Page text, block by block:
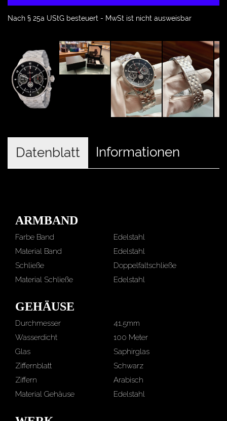
Nach § 25a UStG besteuert - MwSt ist nicht ausweisbar
Datenblatt Informationen
ARMBAND
Farbe Band
Edelstahl
Material Band
Edelstahl
Schließe
Doppelfaltschließe
Material Schließe
Edelstahl
GEHÄUSE
Durchmesser
41,5mm
Wasserdicht
100 Meter
Glas
Saphirglas
Ziffernblatt
Schwarz
Ziffern
Arabisch
Material Gehäuse
Edelstahl